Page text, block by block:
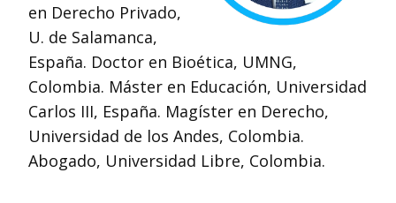
en Derecho Privado,
U. de Salamanca,
España. Doctor en Bioética, UMNG,
Colombia. Máster en Educación, Universidad
Carlos III, España. Magíster en Derecho,
Universidad de los Andes, Colombia.
Abogado, Universidad Libre, Colombia.